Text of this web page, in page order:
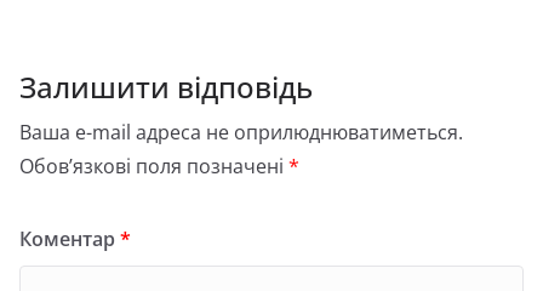
Залишити відповідь
Ваша e-mail адреса не оприлюднюватиметься.
Обов’язкові поля позначені *
Коментар*